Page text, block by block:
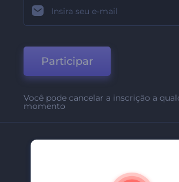
Participar
Você pode cancelar a inscrição a
momento